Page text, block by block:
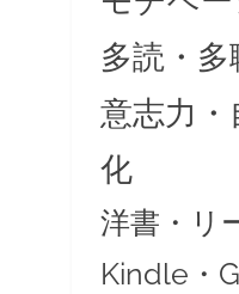
多読・多
意志力・
化
洋書・リ
Kindle・